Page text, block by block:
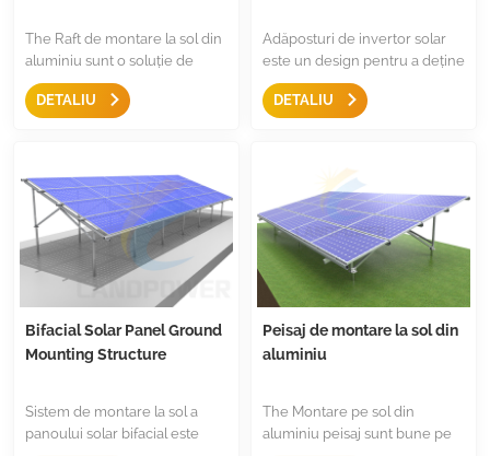
The Raft de montare la sol din
aluminiu sunt o soluție de
montare simplă și ușoară
pentru instalații solare
de fixare din oțel inoxidabil,
structura sunt rentabile.
DETALIU
Adăposturi de invertor solar
este un design pentru a deține
invertoare rezidențiale și
comerciale. Acesta va oferi
invertorului atât pentru
instalarea acoperișului, cât și
pentru instalarea solului,
pentru o singură parte, laturi
duble, etc.
DETALIU
Bifacial Solar Panel Ground
Mounting Structure
Sistem de montare la sol a
panoului solar bifacial este
Peisaj de montare la sol din
aluminiu
The Montare pe sol din
aluminiu peisaj sunt bune pe